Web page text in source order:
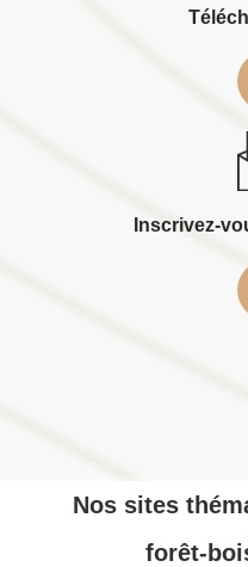
Inscrivez-
Nos sites
forêt-